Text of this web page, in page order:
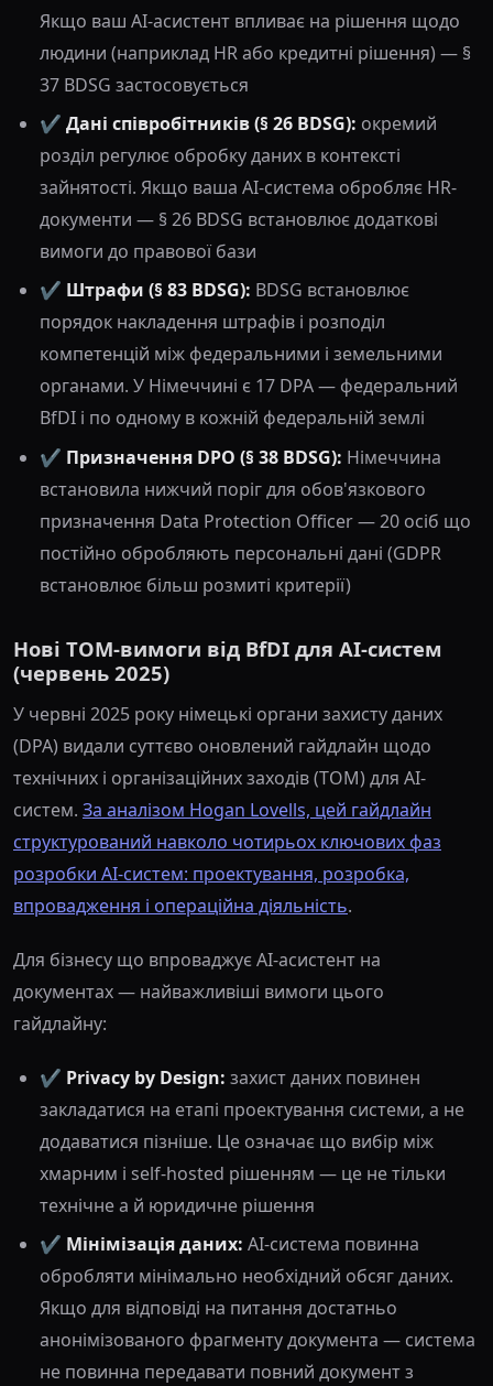
Якщо ваш AI-асистент впливає на рішення щодо
людини (наприклад HR або кредитні рішення) — §
37 BDSG застосовується
✔️ Дані співробітників (§ 26 BDSG): окремий
розділ регулює обробку даних в контексті
зайнятості. Якщо ваша AI-система обробляє HR-
документи — § 26 BDSG встановлює додаткові
вимоги до правової бази
✔️ Штрафи (§ 83 BDSG): BDSG встановлює
порядок накладення штрафів і розподіл
компетенцій між федеральними і земельними
органами. У Німеччині є 17 DPA — федеральний
BfDI і по одному в кожній федеральній землі
✔️ Призначення DPO (§ 38 BDSG): Німеччина
встановила нижчий поріг для обов'язкового
призначення Data Protection Officer — 20 осіб що
постійно обробляють персональні дані (GDPR
встановлює більш розмиті критерії)
Нові TOM-вимоги від BfDI для AI-систем
(червень 2025)
У червні 2025 року німецькі органи захисту даних
(DPA) видали суттєво оновлений гайдлайн щодо
технічних і організаційних заходів (TOM) для AI-
систем. За аналізом Hogan Lovells, цей гайдлайн
структурований навколо чотирьох ключових фаз
розробки AI-систем: проектування, розробка,
впровадження і операційна діяльність.
Для бізнесу що впроваджує AI-асистент на
документах — найважливіші вимоги цього
гайдлайну:
✔️ Privacy by Design: захист даних повинен
закладатися на етапі проектування системи, а не
додаватися пізніше. Це означає що вибір між
хмарним і self-hosted рішенням — це не тільки
технічне а й юридичне рішення
✔️ Мінімізація даних: AI-система повинна
обробляти мінімально необхідний обсяг даних.
Якщо для відповіді на питання достатньо
анонімізованого фрагменту документа — система
не повинна передавати повний документ з